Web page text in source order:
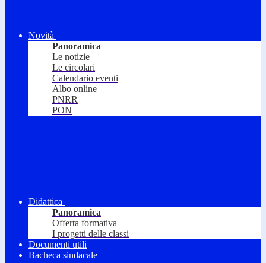
Novità
Panoramica
Le notizie
Le circolari
Calendario eventi
Albo online
PNRR
PON
Didattica
Panoramica
Offerta formativa
I progetti delle classi
Documenti utili
Bacheca sindacale